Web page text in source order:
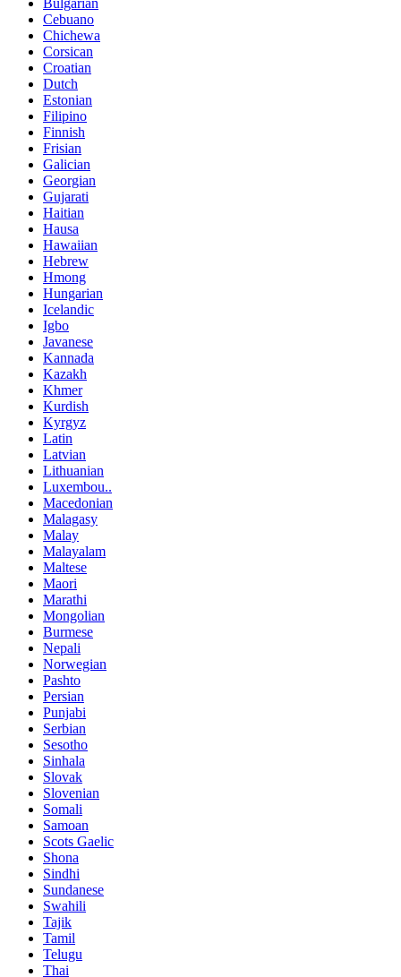
Cebuano
Chichewa
Corsican
Croatian
Dutch
Estonian
Filipino
Finnish
Frisian
Galician
Georgian
Gujarati
Haitian
Hausa
Hawaiian
Hebrew
Hmong
Hungarian
Icelandic
Igbo
Javanese
Kannada
Kazakh
Khmer
Kurdish
Kyrgyz
Latin
Latvian
Lithuanian
Luxembou..
Macedonian
Malagasy
Malay
Malayalam
Maltese
Maori
Marathi
Mongolian
Burmese
Nepali
Norwegian
Pashto
Persian
Punjabi
Serbian
Sesotho
Sinhala
Slovak
Slovenian
Somali
Samoan
Scots Gaelic
Shona
Sindhi
Sundanese
Swahili
Tajik
Tamil
Telugu
Thai